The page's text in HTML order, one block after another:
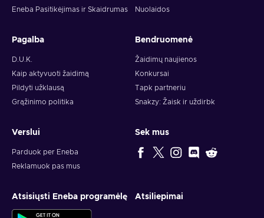
Eneba Pasitikėjimas ir Skaidrumas
Nuolaidos
Pagalba
D.U.K.
Kaip aktyvuoti žaidimą
Pildyti užklausą
Grąžinimo politika
Bendruomenė
Žaidimų naujienos
Konkursai
Tapk partneriu
Snakzy: Žaisk ir uždirbk
Verslui
Parduok per Eneba
Reklamuok pas mus
Sek mus
Atsisiųsti Eneba programėlę Atsiliepimai